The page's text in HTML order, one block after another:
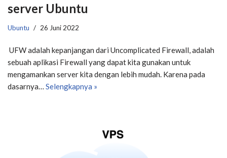
server Ubuntu
Ubuntu 26 Juni 2022
​ UFW adalah kepanjangan dari Uncomplicated Firewall, adalah
sebuah aplikasi Firewall yang dapat kita gunakan untuk
mengamankan server kita dengan lebih mudah. Karena pada
dasarnya… Selengkapnya »